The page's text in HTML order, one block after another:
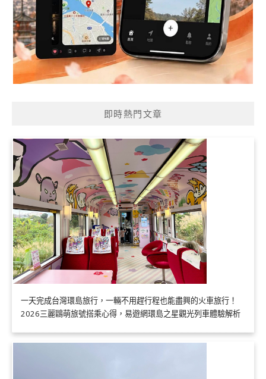
即時熱門文章
一天完成台灣環島旅行，一輛不用趕行程也能盡興的火車旅行！
2026三麗鷗萌旅號搭乘心得，易遊網環島之星觀光列車體驗解析